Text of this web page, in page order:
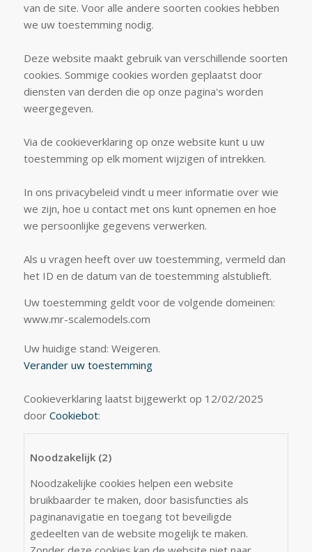
van de site. Voor alle andere soorten cookies hebben
we uw toestemming nodig.
Deze website maakt gebruik van verschillende soorten
cookies. Sommige cookies worden geplaatst door
diensten van derden die op onze pagina's worden
weergegeven.
Via de cookieverklaring op onze website kunt u uw
toestemming op elk moment wijzigen of intrekken.
In ons privacybeleid vindt u meer informatie over wie
we zijn, hoe u contact met ons kunt opnemen en hoe
we persoonlijke gegevens verwerken.
Als u vragen heeft over uw toestemming, vermeld dan
het ID en de datum van de toestemming alstublieft.
Uw toestemming geldt voor de volgende domeinen:
www.mr-scalemodels.com
Uw huidige stand: Weigeren.
Verander uw toestemming
Cookieverklaring laatst bijgewerkt op 12/02/2025
door Cookiebot:
Noodzakelijk (2)
Noodzakelijke cookies helpen een website
bruikbaarder te maken, door basisfuncties als
paginanavigatie en toegang tot beveiligde
gedeelten van de website mogelijk te maken.